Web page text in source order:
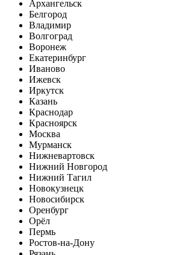
Архангельск
Белгород
Владимир
Волгоград
Воронеж
Екатеринбург
Иваново
Ижевск
Иркутск
Казань
Краснодар
Красноярск
Москва
Мурманск
Нижневартовск
Нижний Новгород
Нижний Тагил
Новокузнецк
Новосибирск
Оренбург
Орёл
Пермь
Ростов-на-Дону